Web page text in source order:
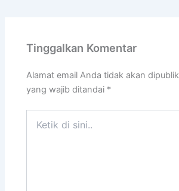
Tinggalkan Komentar
Alamat email Anda tidak akan
yang wajib ditandai *